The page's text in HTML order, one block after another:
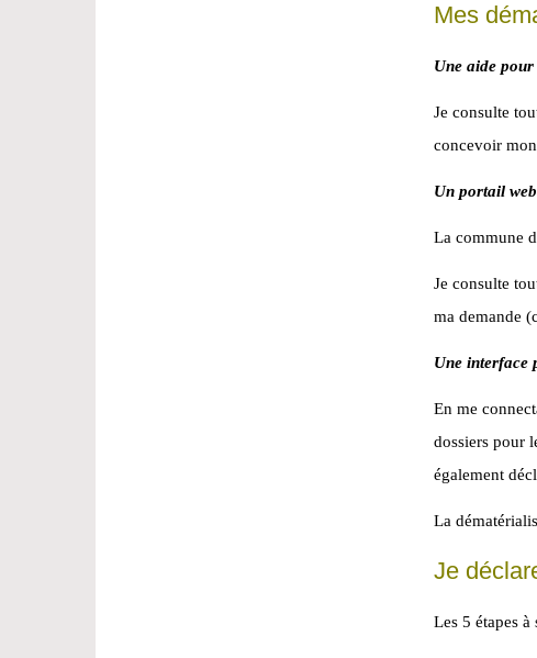
Mes
Une aide
Je consulte
concevoir
Un portail
La commune
Je consulte
ma demande
Une interface
En me
dossiers pour
également
La
Je
Les 5 étapes à